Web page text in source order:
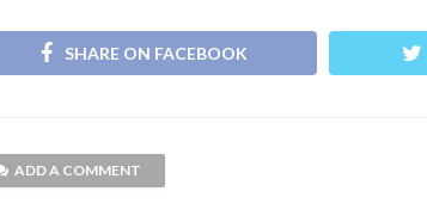
SHARE ON FACEBOOK
ADD A COMMENT